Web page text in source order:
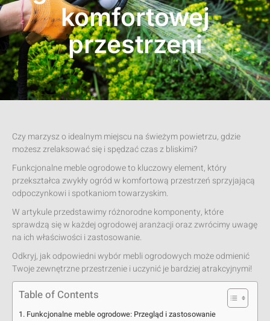
komfortowej
przestrzeni
Czy marzysz o idealnym miejscu na świeżym powietrzu, gdzie
możesz zrelaksować się i spędzać czas z bliskimi?
Funkcjonalne meble ogrodowe to kluczowy element, który
przekształca zwykły ogród w komfortową przestrzeń sprzyjającą
odpoczynkowi i spotkaniom towarzyskim.
W artykule przedstawimy różnorodne komponenty, które
sprawdzą się w każdej ogrodowej aranżacji oraz zwrócimy uwagę
na ich właściwości i zastosowanie.
Odkryj, jak odpowiedni wybór mebli ogrodowych może odmienić
Twoje zewnętrzne przestrzenie i uczynić je bardziej atrakcyjnymi!
Table of Contents
Funkcjonalne meble ogrodowe: Przegląd i zastosowanie